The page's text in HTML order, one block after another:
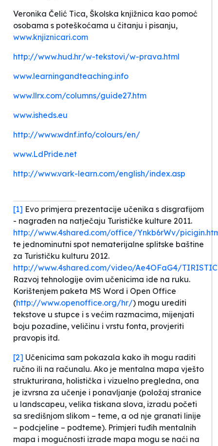
Veronika Čelić Tica, Školska knjižnica kao pomoć
osobama s poteškoćama u čitanju i pisanju,
www.knjiznicari.com
http://www.hud.hr/w-tekstovi/w-prava.html
www.learningandteaching.info
www.llrx.com/columns/guide27.htm
www.isheds.eu
http://www.wdnf.info/colours/en/
www.LdPride.net
http://www.vark-learn.com/english/index.asp
[1] Evo primjera prezentacije učenika s disgrafijom
- nagrađen na natječaju Turističke kulture 2011.
http://www.4shared.com/office/Ynkb6rWv/
te jednominutni spot nematerijalne splitske baštine
za Turističku kulturu 2012.
http://www.4shared.com/video/Ae4OFaG4/
Razvoj tehnologije ovim učenicima ide na ruku.
Korištenjem paketa MS Word i Open Office
(http://www.openoffice.org/hr/) mogu urediti
tekstove u stupce i s većim razmacima, mijenjati
boju pozadine, veličinu i vrstu fonta, provjeriti
pravopis itd.
[2] Učenicima sam pokazala kako ih mogu raditi
ručno ili na računalu. Ako je mentalna mapa vješto
strukturirana, holistička i vizuelno pregledna, ona
je izvrsna za učenje i ponavljanje (položaj stranice
u landscapeu, velika tiskana slova, izradu početi
sa središnjom slikom – teme, a od nje granati linije
– podcjeline – podteme). Primjeri tuđih mentalnih
mapa i mogućnosti izrade mapa mogu se naći na